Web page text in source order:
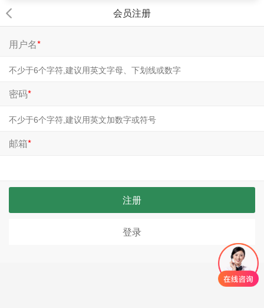
会员注册
用户名*
密码*
邮箱*
注册
登录